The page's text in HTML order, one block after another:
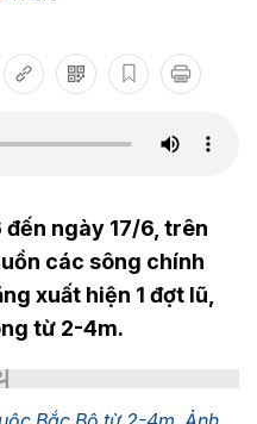
ngày 17/6, trên
các sông chính
xuất hiện 1 đợt lũ,
từ 2-4m.